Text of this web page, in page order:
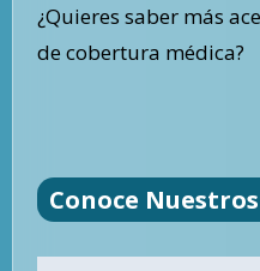
¿Quieres saber más
de cobertura médica?
Conoce